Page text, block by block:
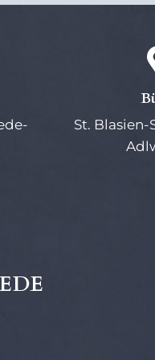
St. Blasien-